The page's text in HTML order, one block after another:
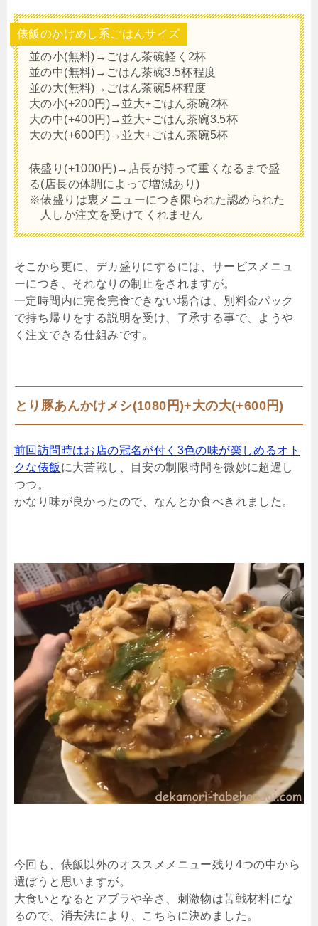
俵飯のかけめし系ごはんサイズ
並の小(無料)→ごはん茶碗軽く2杯
並の中(無料)→ごはん茶碗3.5杯程度
並の大(無料)→ごはん茶碗5杯程度
大の小(+200円)→並大+ごはん茶碗2杯
大の中(+400円)→並大+ごはん茶碗3.5杯
大の大(+600円)→並大+ごはん茶碗5杯
俵盛り(+1000円)→店長が持って重くなるまで盛
る(店長の体調によって増減あり)
※俵盛りは裏メニューにつき限られた認められた
人しか注文を受けてくれません
そこから更に、デカ盛りにするには、サービスメニュ
ーにつき、それなりの制止をされますが。
一定時間内に完食完食できない場合は、別料金パック
で持ち帰りをする説明を受け、了承する事で、ようや
く注文できる仕組みです。
とり豚あんかけメシ(1080円)+大の大(+600円)
前回訪問時はお店の冠名が付く3色の味が楽しめるオト
クな俵飯 に大苦戦し、目安の制限時間を微妙に超過し
つつ。
かなり味が良かったので、なんとか食べきれました。
今回も、俵飯以外のオススメメニュー残り4つの中から
選ぼうと思いますが。
大食いとなるとアブラや辛さ、刺激物は苦戦材料にな
るので、消去法により、こちらに決めました。